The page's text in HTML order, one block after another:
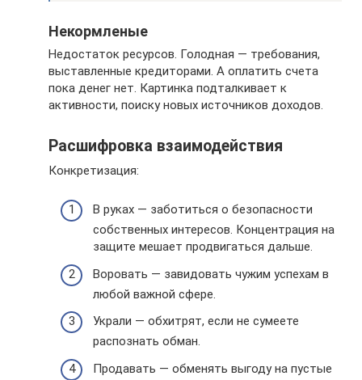
Некормленые
Недостаток ресурсов. Голодная — требования,
выставленные кредиторами. А оплатить счета
пока денег нет. Картинка подталкивает к
активности, поиску новых источников доходов.
Расшифровка взаимодействия
Конкретизация:
В руках — заботиться о безопасности
собственных интересов. Концентрация на
защите мешает продвигаться дальше.
Воровать — завидовать чужим успехам в
любой важной сфере.
Украли — обхитрят, если не сумеете
распознать обман.
Продавать — обменять выгоду на пустые